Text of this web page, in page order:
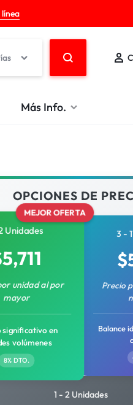
Más Info.
OPCIONES DE
MEJOR OFERTA
Unidades
5,711
unidad al por
mayor
significativo en
volúmenes
8% DTO.
3 -
$
Precio
Balance
1 - 2 Unidades